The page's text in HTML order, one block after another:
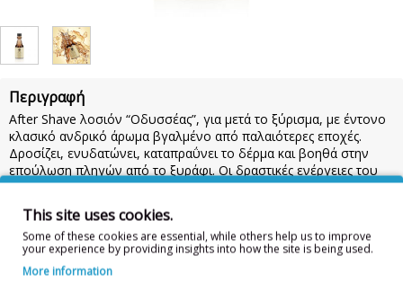
Περιγραφή
After Shave λοσιόν “Οδυσσέας”, για μετά το ξύρισμα, με έντονο
κλασικό ανδρικό άρωμα βγαλμένο από παλαιότερες εποχές.
Δροσίζει, ενυδατώνει, καταπραΰνει το δέρμα και βοηθά στην
επούλωση πληγών από το ξυράφι. Οι δραστικές ενέργειες του
After Shave Lotion της Lavish Care βοηθούν στην αντιμετώπιση
της απώλειας υγρασίας και τη ξηρότητα του δέρματος.
Οι νότες κορυφήςφέρνουν αρώματα από Πορτοκάλι, Λεμόνι,
Βασιλικό, Λεβάντα.Οι μεσαίες νότεςή νότες της “καρδιάς”
φέρνουν αρώματα από Άνθινο. Τέλος
αρώματα από Πατσουλί, Κέδρο, Βέτιβερ, Βανίλια.
This site uses cookies.
Some of these cookies are essential, while others help us to improve
your experience by providing insights into how the site is being used.
More information